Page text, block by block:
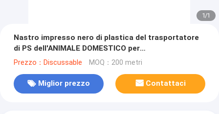
1/1
Nastro impresso nero di plastica del trasportatore
di PS dell'ANIMALE DOMESTICO per
elettronico/ricambi auto
Prezzo：Discussable MOQ：200 metri
Miglior prezzo Contattaci